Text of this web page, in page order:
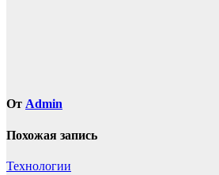
От Admin
Похожая запись
Технологии